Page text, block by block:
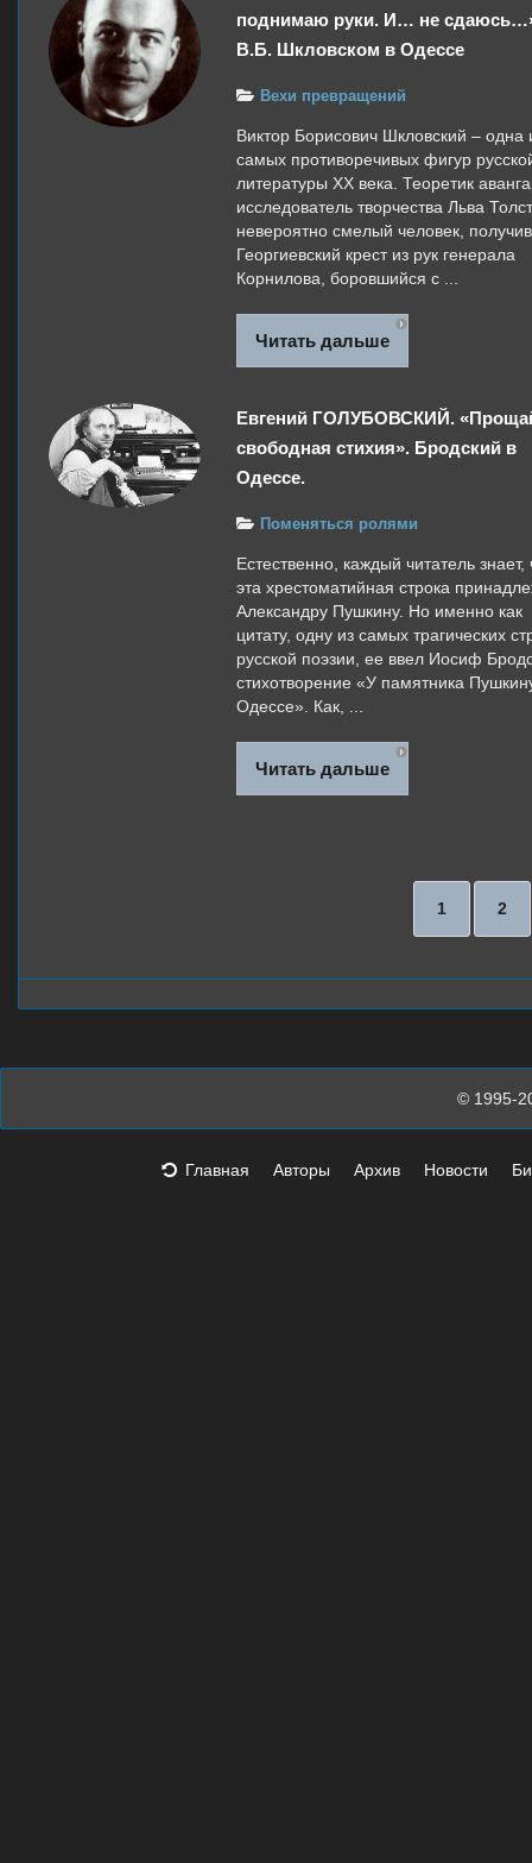
поднимаю руки. И… не
В.Б. Шкловском в Одессе
Вехи превращений
Виктор Борисович Шкловский – одна
самых противоречивых фигур
литературы ХХ века. Теоретик
исследователь творчества Льва
невероятно смелый человек,
Георгиевский крест из рук генерала
Корнилова, боровшийся с ...
Читать дальше
Евгений ГОЛУБОВСКИЙ.
свободная стихия». Бродский в
Одессе.
Поменяться ролями
Естественно, каждый читатель знает,
эта хрестоматийная строка
Александру Пушкину. Но именно как
цитату, одну из самых трагических
русской поэзии, ее ввел Иосиф
стихотворение «У памятника
Одессе». Как, ...
Читать дальше
1 2
© 1995-
Главная Авторы Архив Новости